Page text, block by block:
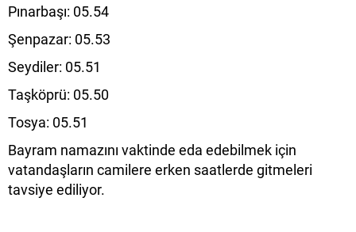
Pınarbaşı: 05.54
Şenpazar: 05.53
Seydiler: 05.51
Taşköprü: 05.50
Tosya: 05.51
Bayram namazını vaktinde eda edebilmek için
vatandaşların camilere erken saatlerde gitmeleri
tavsiye ediliyor.